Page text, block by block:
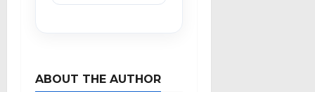
ABOUT THE AUTHOR